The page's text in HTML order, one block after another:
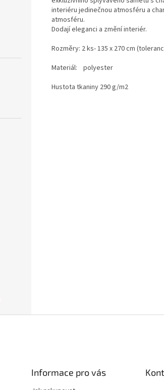
interiéru jedinečnou atmosféru a
atmosféru.
Dodají eleganci a změní interiér.
Rozměry: 2 ks- 135 x 270 cm
Materiál: polyester
Hustota tkaniny 290 g/m2
Informace pro vás